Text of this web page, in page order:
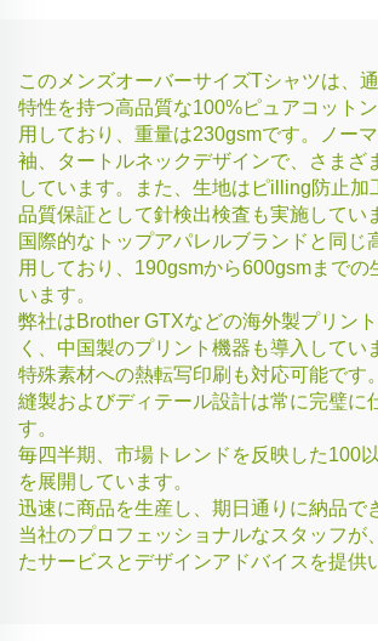
このメンズオーバーサイズTシャツは、
特性を持つ高品質な100%ピュアコット
用しており、重量は230gsmです。ノー
袖、タートルネックデザインで、さまざ
しています。また、生地はピilling防止加
品質保証として針検出検査も実施してい
国際的なトップアパレルブランドと同じ
用しており、190gsmから600gsmまでの
います。
弊社はBrother GTXなどの海外製プリン
く、中国製のプリント機器も導入してい
特殊素材への熱転写印刷も対応可能です。
縫製およびディテール設計は常に完璧に
す。
毎四半期、市場トレンドを反映した100
を展開しています。
迅速に商品を生産し、期日通りに納品で
当社のプロフェッショナルなスタッフが
たサービスとデザインアドバイスを提供